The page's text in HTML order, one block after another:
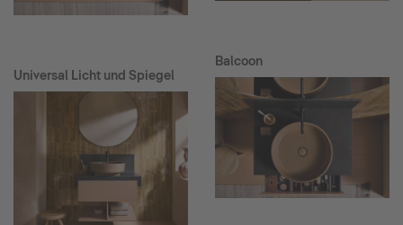
Universal Licht und Spiegel
Balcoon